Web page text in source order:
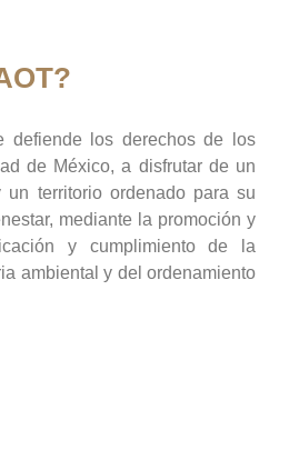
defiende los derechos de los
de México, a disfrutar de un
un territorio ordenado para su
mediante la promoción y
y cumplimiento de la
ambiental y del ordenamiento